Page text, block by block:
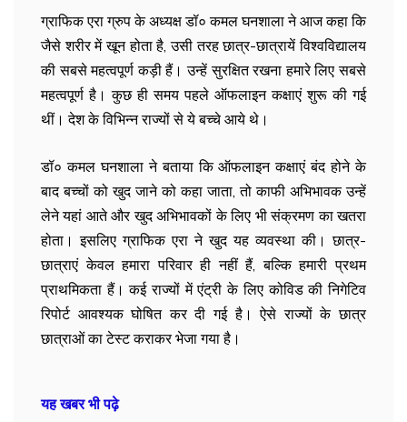
ग्राफिक एरा ग्रुप के अध्यक्ष डॉ० कमल घनशाला ने आज कहा कि
जैसे शरीर में खून होता है, उसी तरह छात्र-छात्रायें विश्वविद्यालय
की सबसे महत्वपूर्ण कड़ी हैं। उन्हें सुरक्षित रखना हमारे लिए सबसे
महत्वपूर्ण है। कुछ ही समय पहले ऑफलाइन कक्षाएं शुरू की गई
थीं। देश के विभिन्न राज्यों से ये बच्चे आये थे।
डॉ० कमल घनशाला ने बताया कि ऑफलाइन कक्षाएं बंद होने के
बाद बच्चों को खुद जाने को कहा जाता, तो काफी अभिभावक उन्हें
लेने यहां आते और खुद अभिभावकों के लिए भी संक्रमण का खतरा
होता। इसलिए ग्राफिक एरा ने खुद यह व्यवस्था की। छात्र-
छात्राएं केवल हमारा परिवार ही नहीं हैं, बल्कि हमारी प्रथम
प्राथमिकता हैं। कई राज्यों में एंट्री के लिए कोविड की निगेटिव
रिपोर्ट आवश्यक घोषित कर दी गई है। ऐसे राज्यों के छात्र
छात्राओं का टेस्ट कराकर भेजा गया है।
यह खबर भी पढ़े